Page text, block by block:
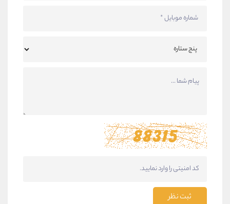
ثبت نظر